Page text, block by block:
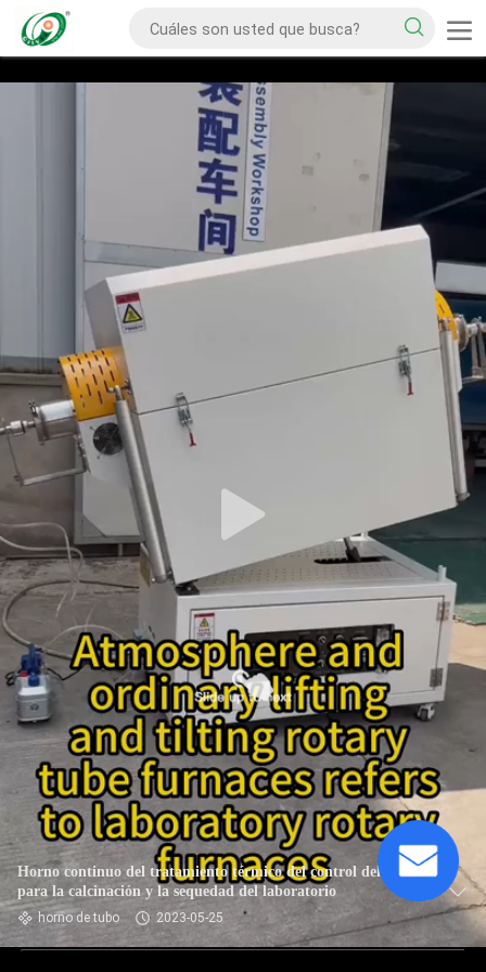
Horno continuo del tratamiento térmico del control del PID
para la calcinación y la sequedad del laboratorio
horno de tubo 2023-05-25